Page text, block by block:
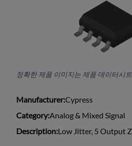
정확한 제품 이미지는 제품 데이터시
Manufacturer:Cypress
Category:Analog & Mixed Signal
Description:Low Jitter, 5 Output